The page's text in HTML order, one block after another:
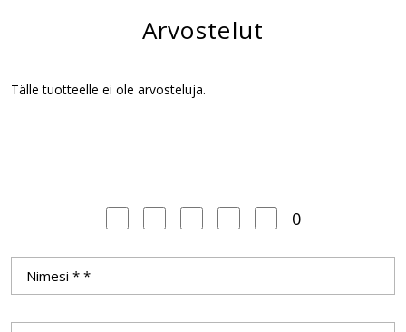
Arvostelut
Tälle tuotteelle ei ole arvosteluja.
0